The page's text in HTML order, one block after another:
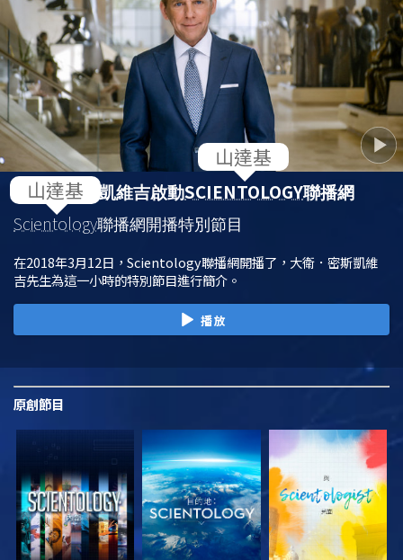
大衛．密斯凱維吉啟動SCIENTOLOGY聯播網
Scientology聯播網開播特別節目
在2018年3月12日，Scientology聯播網開播了，大衛．密斯凱維
吉先生為這一小時的特別節目進行簡介。
播放
原創節目